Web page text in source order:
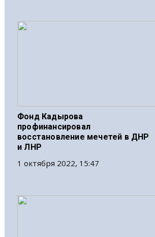
Фонд Кадырова
профинансировал
восстановление мечетей в ДНР
и ЛНР
1 октября 2022, 15:47